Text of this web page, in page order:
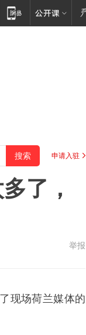
申请入驻
了，
举报
现场荷兰媒体的